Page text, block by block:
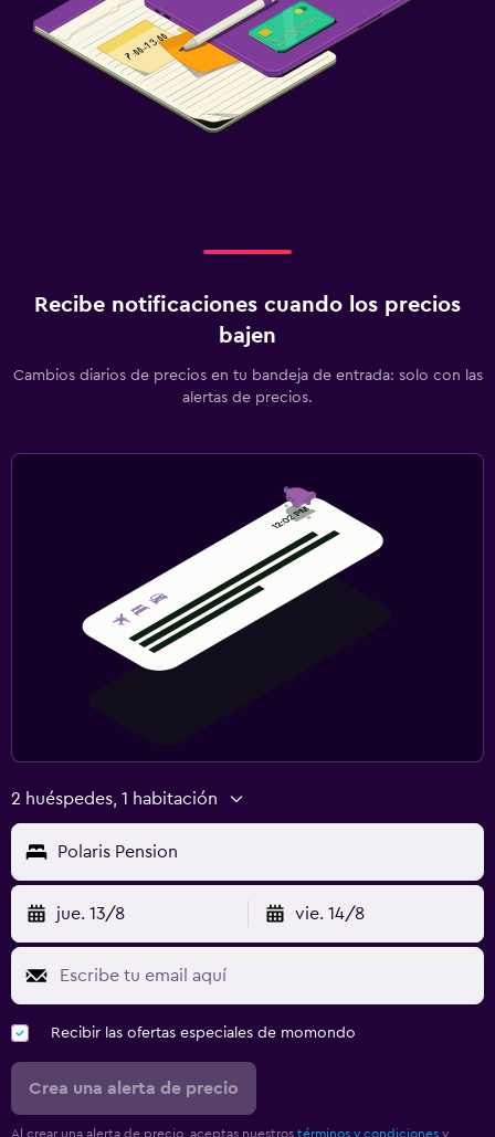
Recibe notificaciones cuando los precios
bajen
Cambios diarios de precios en tu bandeja de entrada: solo con las
alertas de precios.
2 huéspedes, 1 habitación
Polaris Pension
jue. 13/8 vie. 14/8
Recibir las ofertas especiales de momondo
Crea una alerta de precio
Al crear una alerta de precio, aceptas nuestros términos y condiciones y